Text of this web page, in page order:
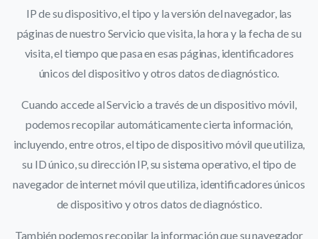
IP de su dispositivo, el tipo y la versión del navegador, las
páginas de nuestro Servicio que visita, la hora y la fecha de su
visita, el tiempo que pasa en esas páginas, identificadores
únicos del dispositivo y otros datos de diagnóstico.
Cuando accede al Servicio a través de un dispositivo móvil,
podemos recopilar automáticamente cierta información,
incluyendo, entre otros, el tipo de dispositivo móvil que utiliza,
su ID único, su dirección IP, su sistema operativo, el tipo de
navegador de internet móvil que utiliza, identificadores únicos
de dispositivo y otros datos de diagnóstico.
También podemos recopilar la información que su navegador